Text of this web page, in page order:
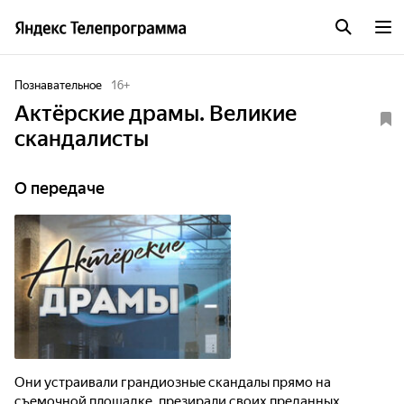
Познавательное 16+
Актёрские драмы. Великие
скандалисты
О передаче
Они устраивали грандиозные скандалы прямо на